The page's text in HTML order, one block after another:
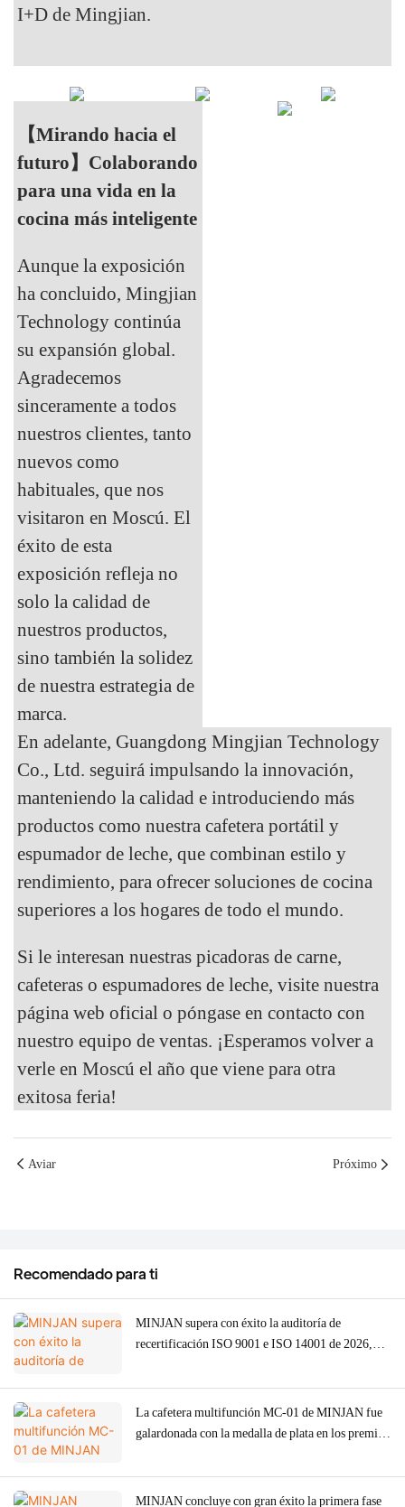
I+D de Mingjian.
【Mirando hacia el
futuro】Colaborando
para una vida en la
cocina más inteligente
Aunque la exposición
ha concluido, Mingjian
Technology continúa
su expansión global.
Agradecemos
sinceramente a todos
nuestros clientes, tanto
nuevos como
habituales, que nos
visitaron en Moscú. El
éxito de esta
exposición refleja no
solo la calidad de
nuestros productos,
sino también la solidez
de nuestra estrategia de
marca.
En adelante, Guangdong Mingjian Technology
Co., Ltd. seguirá impulsando la innovación,
manteniendo la calidad e introduciendo más
productos como nuestra cafetera portátil y
espumador de leche, que combinan estilo y
rendimiento, para ofrecer soluciones de cocina
superiores a los hogares de todo el mundo.
Si le interesan nuestras picadoras de carne,
cafeteras o espumadores de leche, visite nuestra
página web oficial o póngase en contacto con
nuestro equipo de ventas. ¡Esperamos volver a
verle en Moscú el año que viene para otra
exitosa feria!
Aviar Próximo
Recomendado para ti
MINJAN supera con éxito la auditoría de
recertificación ISO 9001 e ISO 14001 de 2026,
carne, hornos y cafeteras.
La cafetera multifunción MC-01 de MINJAN fue
galardonada con la medalla de plata en los premios
MINJAN concluye con gran éxito la primera fase